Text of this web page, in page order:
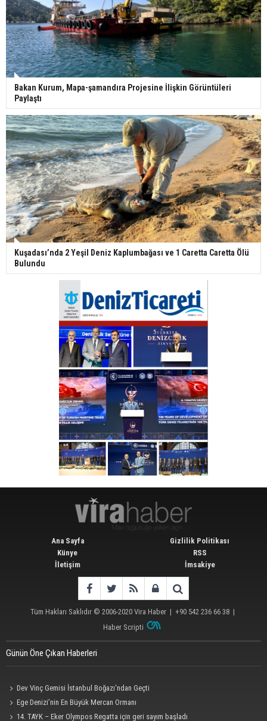
Bakan Kurum, Mapa-şamandıra Projesine İlişkin Görüntüleri
Paylaştı
Kuşadası’nda 2 Yeşil Deniz Kaplumbağası ve 1 Caretta Caretta Ölü
Bulundu
Ana Sayfa
Künye
İletişim
Gizlilik Politikası
RSS
İmsakiye
Tüm Hakları Saklıdır © 2006-2020 Vira Haber | +90 542 236 66 38 |
Haber Scripti
Günün Öne Çıkan Haberleri
Dev Vinç Gemisi İstanbul Boğazı'ndan Geçti
Ege Denizi’nin En Büyük Mercan Ormanı
14. TAYK – Eker Olympos Regatta için geri sayım başladı